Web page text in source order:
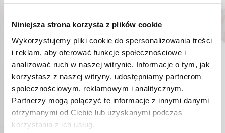
Niniejsza strona korzysta z plików cookie
Wykorzystujemy pliki cookie do spersonalizowania treści
i reklam, aby oferować funkcje społecznościowe i
analizować ruch w naszej witrynie. Informacje o tym, jak
korzystasz z naszej witryny, udostępniamy partnerom
społecznościowym, reklamowym i analitycznym.
Partnerzy mogą połączyć te informacje z innymi danymi
otrzymanymi od Ciebie lub uzyskanymi podczas
korzystania z ich usług.
ROTAKE 1/2″ KLUCZ
UDAROWY AQ
1180NM
Nr katalogowy: RT-8812